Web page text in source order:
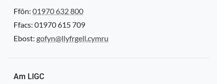
Ffôn: 01970 632 800
Ffacs: 01970 615 709
Ebost: gofyn@llyfrgell.cymru
Am LlGC